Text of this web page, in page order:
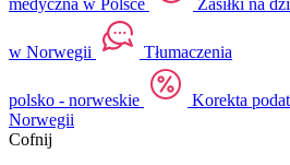
w Norwegii Tłumaczenia
polsko - norweskie Korekta
Norwegii
Cofnij